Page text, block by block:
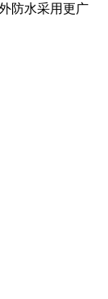
防水采用更广